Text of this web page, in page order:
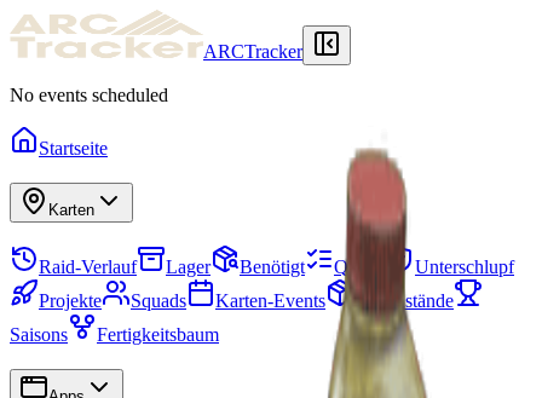
ARCTracker
No events scheduled
Startseite
Karten
Raid-Verlauf Lager Benötigt Quests
Unterschlupf
Projekte
Squads Karten-Events
Gegenstände
Saisons
Fertigkeitsbaum